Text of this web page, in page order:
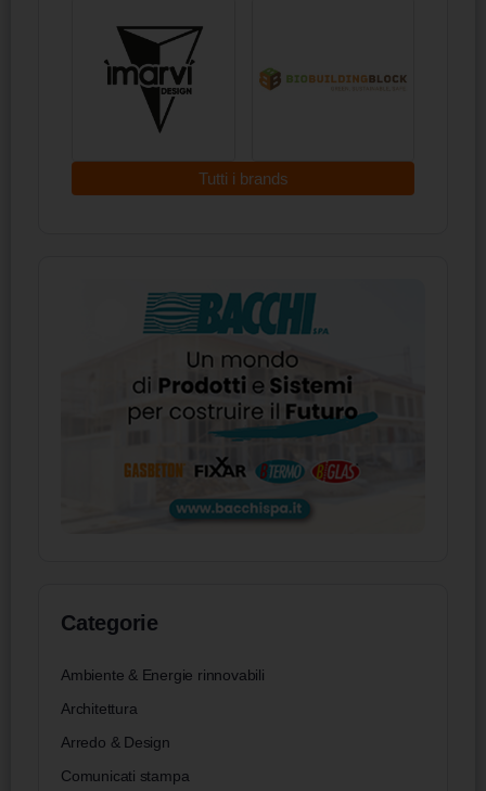
Tutti i brands
Categorie
Ambiente & Energie rinnovabili
Architettura
Arredo & Design
Comunicati stampa